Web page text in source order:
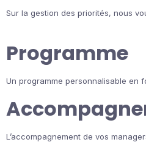
Sur la gestion des priorités, nous
Programme
Un programme personnalisable en
L’accompagnement de vos